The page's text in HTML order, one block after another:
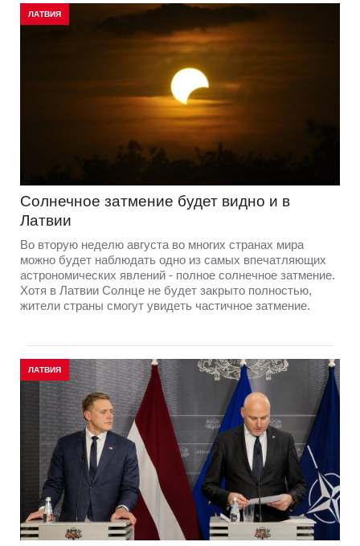
ЛАТВИЯ
Солнечное затмение будет видно и в
Латвии
Во вторую неделю августа во многих странах мира
можно будет наблюдать одно из самых впечатляющих
астрономических явлений - полное солнечное затмение.
Хотя в Латвии Солнце не будет закрыто полностью,
жители страны смогут увидеть частичное затмение.
ЛАТВИЯ